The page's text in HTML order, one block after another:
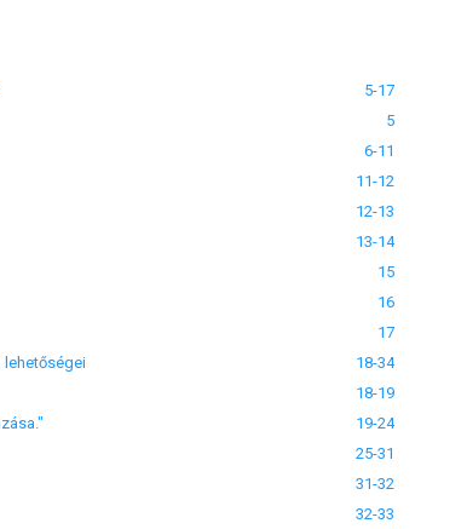
5-17
5
6-11
11-12
12-13
13-14
15
16
17
lehetőségei
18-34
18-19
19-24
25-31
31-32
32-33